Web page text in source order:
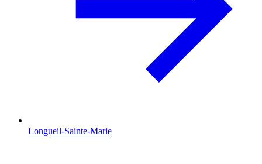
Longueil-Sainte-Marie